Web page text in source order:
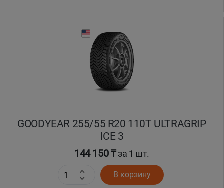
GOODYEAR 255/55 R20 110T ULTRAGRIP
ICE 3
144 150 ₸за 1 шт.
В корзину